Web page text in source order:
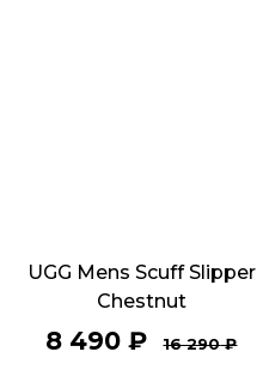
UGG Mens Scuff Slipper
Chestnut
8 490 ₽ 16 290₽